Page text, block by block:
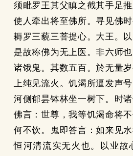
须毗罗王其父瞋之截其手足
使人牵出将至佛所。寻见佛
耨罗三藐三菩提心。大王。以
是故称佛为无上医。非六师
诸饿鬼。其数五百。於无量
上纯见流火。饥渴所逼发声
河侧郁昙钵林坐一树下。时
佛言：世尊，我等饥渴命将
何不饮。鬼即答言：如来见
恒河清流实无火也。以业故